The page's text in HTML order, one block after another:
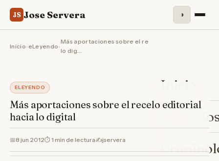
JS Jose Servera ◑
Inicio
Sobre
Inicio› eLeyendo›
Más aportaciones sobre el recelo editorial hacia
lo dig…
ELEYENDO
Más aportaciones sobre el recelo editorial
hacia lo digital
📅8 jun 2012⏱ 1 min de lectura✍️jservera